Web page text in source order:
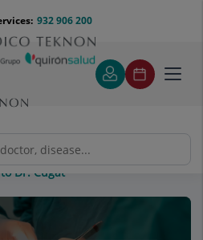
932 906 200
Dr. Cugat